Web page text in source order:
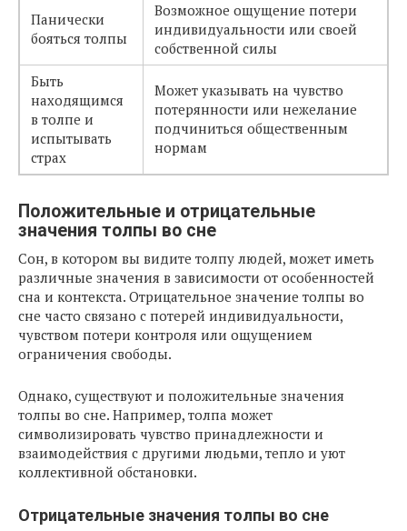
Панически
бояться толпы
Возможное ощущение потери
индивидуальности или своей
собственной силы
Быть
находящимся
в толпе и
испытывать
страх
Может указывать на чувство
потерянности или нежелание
подчиниться общественным
нормам
Положительные и отрицательные
значения толпы во сне
Сон, в котором вы видите толпу людей, может иметь
различные значения в зависимости от особенностей
сна и контекста. Отрицательное значение толпы во
сне часто связано с потерей индивидуальности,
чувством потери контроля или ощущением
ограничения свободы.
Однако, существуют и положительные значения
толпы во сне. Например, толпа может
символизировать чувство принадлежности и
взаимодействия с другими людьми, тепло и уют
коллективной обстановки.
Отрицательные значения толпы во сне